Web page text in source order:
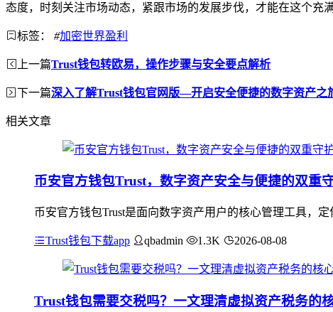
态度，时刻关注市场动态，紧跟市场的发展步伐，才能在这个充
标签： #加密世界盈利
上一篇Trust钱包转欧易，操作步骤与安全要点解析
下一篇深入了解Trust钱包官网版—开启安全便捷的数字资产之
相关文章
币安官方钱包Trust，数字资产安全与便捷的双重
币安官方钱包Trust是面向数字资产用户的核心管理工具，
Trust钱包下载app qbadmin 1.3K 2026-08-08
Trust钱包需要交税吗？一文理清虚拟资产税务的